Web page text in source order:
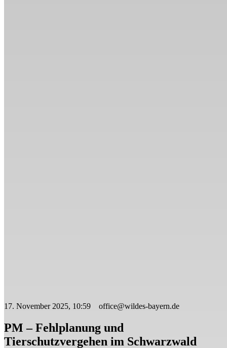
17. November 2025, 10:59 office@wildes-bayern.de
PM – Fehlplanung und
Tierschutzvergehen im Schwarzwald